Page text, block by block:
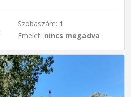
Szobaszám: 1
Emelet: nincs megadva